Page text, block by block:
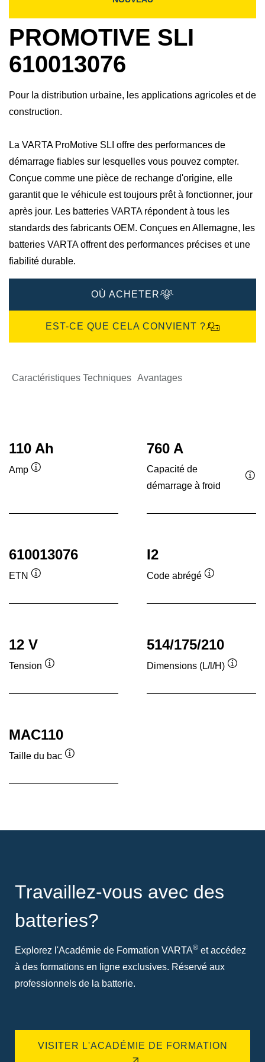
PROMOTIVE SLI
610013076
Pour la distribution urbaine, les applications agricoles et de
construction.
La VARTA ProMotive SLI offre des performances de
démarrage fiables sur lesquelles vous pouvez compter.
Conçue comme une pièce de rechange d'origine, elle
garantit que le véhicule est toujours prêt à fonctionner, jour
après jour. Les batteries VARTA répondent à tous les
standards des fabricants OEM. Conçues en Allemagne, les
batteries VARTA offrent des performances précises et une
fiabilité durable.
OÙ ACHETER
EST-CE QUE CELA CONVIENT ?
Caractéristiques Techniques Avantages
110 Ah
Amp
760 A
Capacité de
démarrage à froid
610013076
ETN
I2
Code abrégé
12 V
Tension
514/175/210
Dimensions (L/l/H)
MAC110
Taille du bac
Travaillez-vous avec des
batteries?
Explorez l'Académie de Formation VARTA® et accédez
à des formations en ligne exclusives. Réservé aux
professionnels de la batterie.
VISITER L'ACADÉMIE DE FORMATION